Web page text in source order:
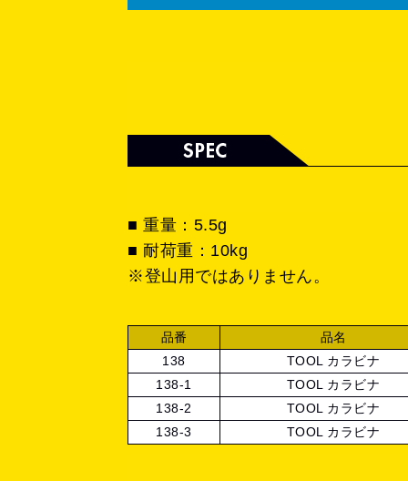
■ 重量：5.5g
■ 耐荷重：10kg
※登山用ではありません。
品番
品名
138
TOOL カラビナ
138-1
TOOL カラビナ
138-2
TOOL カラビナ
138-3
TOOL カラビナ